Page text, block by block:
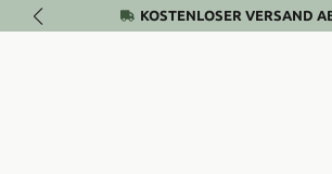
Zum Hauptinhalt springenKOSTENLOSER VERSAND